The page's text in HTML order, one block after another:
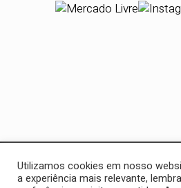
Casa do
32 anos de tradição em
Utilizamos cookies em nosso
a experiência mais relevante,